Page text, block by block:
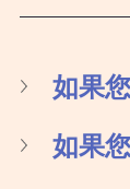
如果
如果